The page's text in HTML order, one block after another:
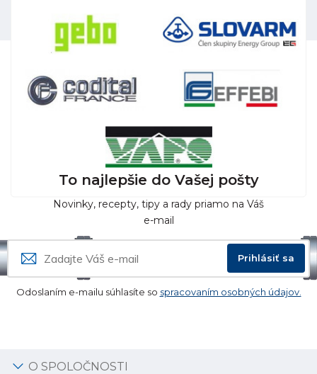
To najlepšie do Vašej pošty
Novinky, recepty, tipy a rady priamo na Váš
e-mail
Prihlásiť sa
Odoslaním e-mailu súhlasíte so spracovaním osobných údajov.
O SPOLOČNOSTI